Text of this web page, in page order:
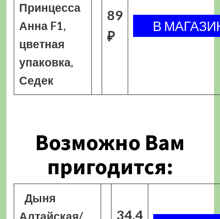
Принцесса
Анна F1,
цветная
упаковка,
Седек
89
₽
Возможно Вам
пригодится:
Дыня
Алтайская/
34.4